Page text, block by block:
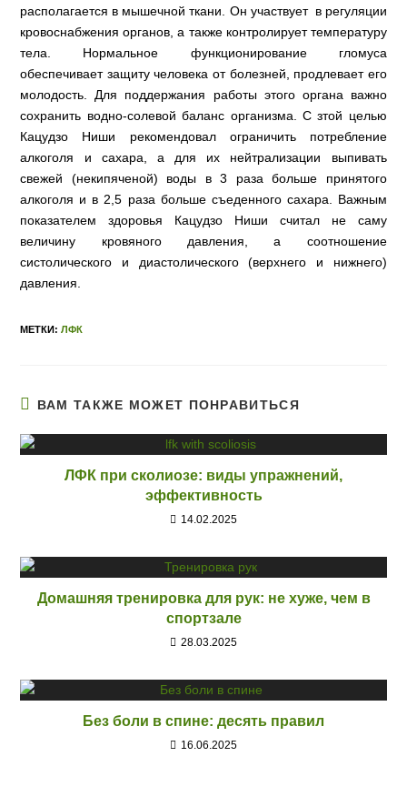
располагается в мышечной ткани. Он участвует в регуляции
кровоснабжения органов, а также контролирует температуру
тела. Нормальное функционирование гломуса
обеспечивает защиту человека от болезней, продлевает его
молодость. Для поддержания работы этого органа важно
сохранить водно-солевой баланс организма. С зтой целью
Кацудзо Ниши рекомендовал ограничить потребление
алкоголя и сахара, а для их нейтрализации выпивать
свежей (некипяченой) воды в 3 раза больше принятого
алкоголя и в 2,5 раза больше съеденного сахара. Важным
показателем здоровья Кацудзо Ниши считал не саму
величину кровяного давления, а соотношение
систолического и диастолического (верхнего и нижнего)
давления.
МЕТКИ:ЛФК
ВАМ ТАКЖЕ МОЖЕТ ПОНРАВИТЬСЯ
ЛФК при сколиозе: виды упражнений,
эффективность
14.02.2025
Домашняя тренировка для рук: не хуже, чем в
спортзале
28.03.2025
Без боли в спине: десять правил
16.06.2025